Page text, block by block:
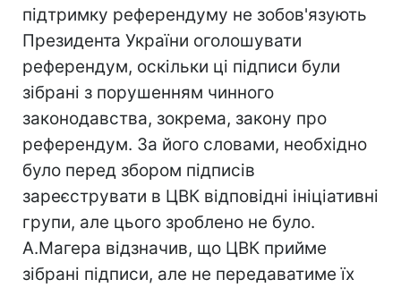
підтримку референдуму не зобов'язують
Президента України оголошувати
референдум, оскільки ці підписи були
зібрані з порушенням чинного
законодавства, зокрема, закону про
референдум. За його словами, необхідно
було перед збором підписів
зареєструвати в ЦВК відповідні ініціативні
групи, але цього зроблено не було.
А.Магера відзначив, що ЦВК прийме
зібрані підписи, але не передаватиме їх